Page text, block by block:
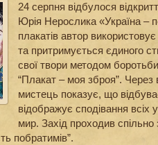
24 серпня відбулося
Юрія Нерослика «Україна –
плакатів автор використовує
та притримується єдиного
свої твори методом
“Плакат – моя зброя”.
мистець показує, що
відображує сподівання всіх
мир. Захід проходив
побратимів”.